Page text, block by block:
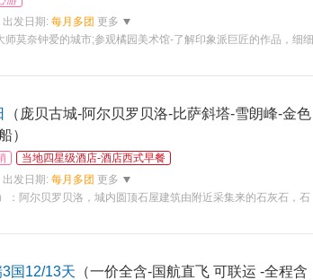
出发日期: 每月多团 更多
师莫奈钟爱的城市;参观橘园美术馆-了解印象派巨匠的作品，细细
（庞贝古城-阿尔贝罗贝洛-比萨斜塔-雪朗峰-金色
）
当地四星级酒店-酒店西式早餐
出发日期: 每月多团 更多
：阿尔贝罗贝洛，城内圆顶石屋建筑由附近采集来的石灰石，石
国12/13天 （一价全含-国航直飞 可联运 -全程含